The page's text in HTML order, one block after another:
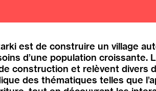
est de construire un village
d’une population croissante.
construction et relèvent divers
des thématiques telles que